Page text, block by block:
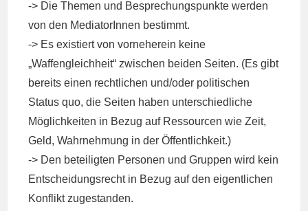
-> Die Themen und Besprechungspunkte werden
von den MediatorInnen bestimmt.
-> Es existiert von vorneherein keine
„Waffengleichheit“ zwischen beiden Seiten. (Es gibt
bereits einen rechtlichen und/oder politischen
Status quo, die Seiten haben unterschiedliche
Möglichkeiten in Bezug auf Ressourcen wie Zeit,
Geld, Wahrnehmung in der Öffentlichkeit.)
-> Den beteiligten Personen und Gruppen wird kein
Entscheidungsrecht in Bezug auf den eigentlichen
Konflikt zugestanden.